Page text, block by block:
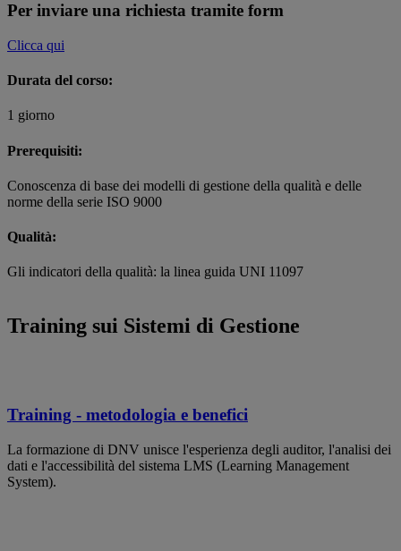
Per inviare una richiesta tramite form
Clicca qui
Durata del corso:
1 giorno
Prerequisiti:
Conoscenza di base dei modelli di gestione della qualità e delle
norme della serie ISO 9000
Qualità:
Gli indicatori della qualità: la linea guida UNI 11097
Training sui Sistemi di Gestione
Training - metodologia e benefici
La formazione di DNV unisce l'esperienza degli auditor, l'analisi dei
dati e l'accessibilità del sistema LMS (Learning Management
System).